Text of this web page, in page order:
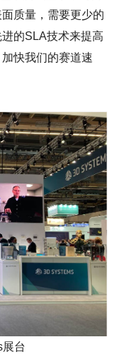
质量，需要更少的
的SLA技术来提高
快我们的赛道速
台